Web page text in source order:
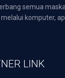
semua
komputer,
LINK